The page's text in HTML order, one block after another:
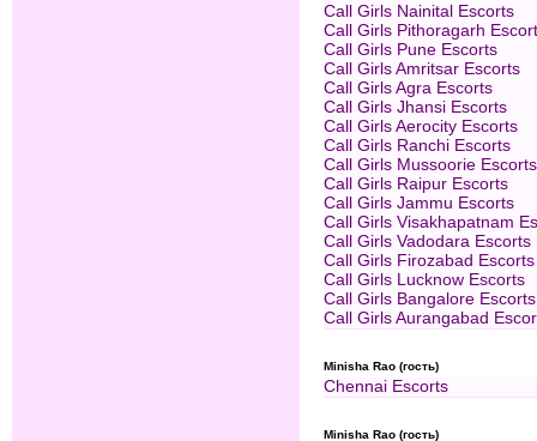
Call Girls Nainital Escorts
Call Girls Pithoragarh
Call Girls Pune Escorts
Call Girls Amritsar Escorts
Call Girls Agra Escorts
Call Girls Jhansi Escorts
Call Girls Aerocity Escorts
Call Girls Ranchi Escorts
Call Girls Mussoorie Escorts
Call Girls Raipur Escorts
Call Girls Jammu Escorts
Call Girls Visakhapatnam
Call Girls Vadodara Escorts
Call Girls Firozabad Escorts
Call Girls Lucknow Escorts
Call Girls Bangalore Escorts
Call Girls Aurangabad
Minisha Rao (гость)
Chennai Escorts
Minisha Rao (гость)